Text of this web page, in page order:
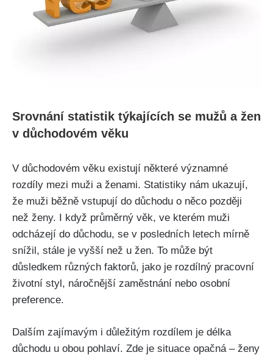
Srovnání statistik týkajících se mužů a žen
v důchodovém věku
V důchodovém věku existují některé významné
rozdíly mezi muži a ženami. Statistiky nám ukazují,
že muži běžně vstupují do důchodu o něco později
než ženy. I když průměrný věk, ve kterém muži
odcházejí do důchodu, se v posledních letech mírně
snížil, stále je vyšší než u žen. To může být
důsledkem různých faktorů, jako je rozdílný pracovní
životní styl, náročnější zaměstnání nebo osobní
preference.
Dalším zajímavým i důležitým rozdílem je délka
důchodu u obou pohlaví. Zde je situace opačná – ženy